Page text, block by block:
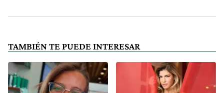
TAMBIÉN TE PUEDE INTERESAR